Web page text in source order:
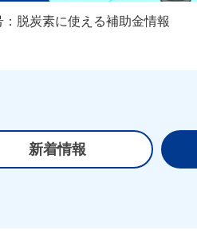
脱炭素に使える補助金情報
新着情報